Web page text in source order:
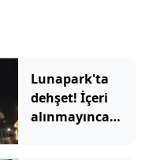
Lunapark'ta
dehşet! İçeri
alınmayınca